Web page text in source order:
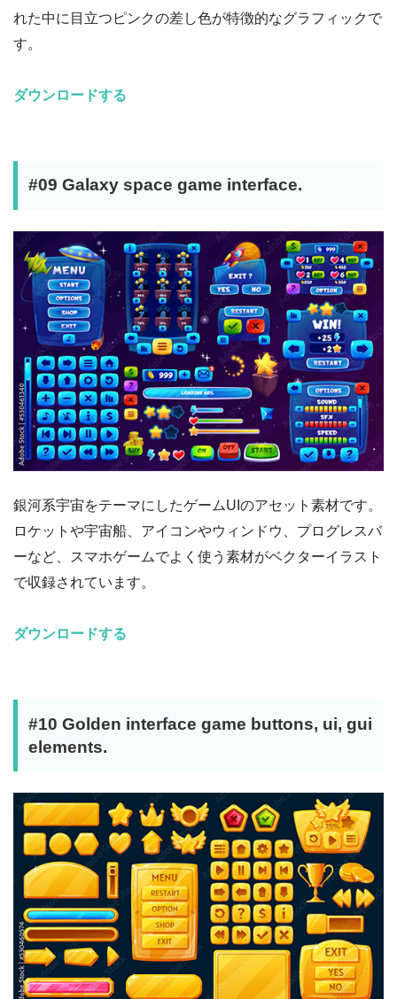
れた中に目立つピンクの差し色が特徴的なグラフィックで
す。
ダウンロードする
#09 Galaxy space game interface.
銀河系宇宙をテーマにしたゲームUIのアセット素材です。
ロケットや宇宙船、アイコンやウィンドウ、プログレスバ
ーなど、スマホゲームでよく使う素材がベクターイラスト
で収録されています。
ダウンロードする
#10 Golden interface game buttons, ui, gui
elements.